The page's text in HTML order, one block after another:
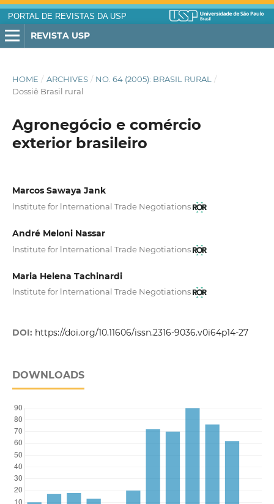
PORTAL DE REVISTAS DA USP
REVISTA USP
HOME / ARCHIVES / NO. 64 (2005): BRASIL RURAL /
Dossiê Brasil rural
Agronegócio e comércio
exterior brasileiro
Marcos Sawaya Jank
lnstitute for lnternational Trade Negotiations
André Meloni Nassar
lnstitute for lnternational Trade Negotiations
Maria Helena Tachinardi
lnstitute for lnternational Trade Negotiations
DOI: https://doi.org/10.11606/issn.2316-9036.v0i64p14-27
DOWNLOADS